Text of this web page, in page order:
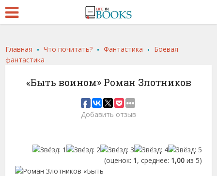
Главная .Что почитать? .Фантастика . Боевая
фантастика
«Быть воином» Роман Злотников
Добавить отзыв
(оценок: 1, среднее: 1,00из 5)